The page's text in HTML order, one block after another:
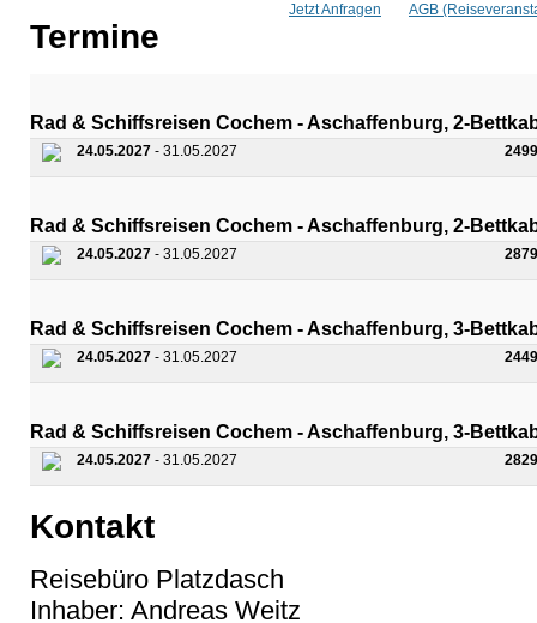
Jetzt Anfragen AGB
Termine
Rad & Schiffsreisen Cochem - Aschaffenburg, 2-
24.05.2027 - 31.05.2027
Rad & Schiffsreisen Cochem - Aschaffenburg, 2-
24.05.2027 - 31.05.2027
Rad & Schiffsreisen Cochem - Aschaffenburg, 3-
24.05.2027 - 31.05.2027
Rad & Schiffsreisen Cochem - Aschaffenburg, 3-
24.05.2027 - 31.05.2027
Kontakt
Reisebüro Platzdasch
Inhaber: Andreas Weitz